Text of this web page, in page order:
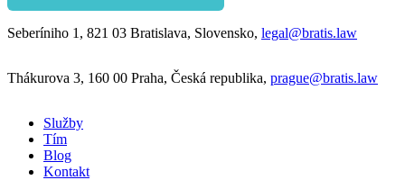
Seberíniho 1, 821 03 Bratislava, Slovensko, legal@bratis.law
Thákurova 3, 160 00 Praha, Česká republika, prague@bratis.law
Služby
Tím
Blog
Kontakt